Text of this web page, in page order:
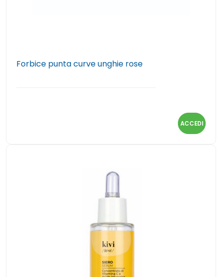
Forbice punta curve unghie rose
ACCEDI